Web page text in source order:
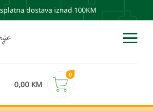
dostava iznad 100KM
0,00 KM
0